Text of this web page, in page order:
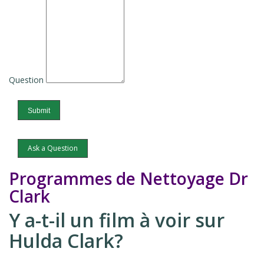
Question
Submit
Ask a Question
Programmes de Nettoyage Dr
Clark
Y a-t-il un film à voir sur
Hulda Clark?